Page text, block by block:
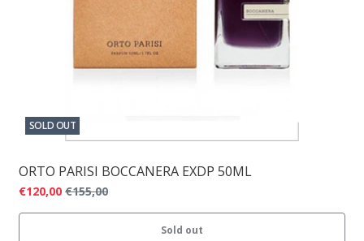
SOLD OUT
ORTO PARISI BOCCANERA EXDP 50ML
€120,00 €155,00
Sold out